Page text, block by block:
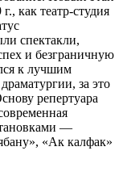
как театр-студия
спектакли,
и безграничную
к лучшим
за это
репертуара
—
«Ак калфак»